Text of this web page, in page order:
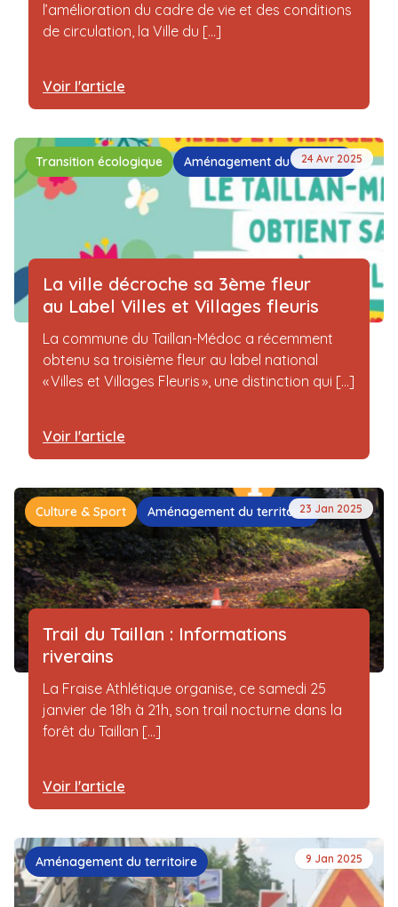
l’amélioration du cadre de vie et des conditions
de circulation, la Ville du [...]
Voir l'article
Transition écologique Aménagement du territoire
24 Avr 2025
La ville décroche sa 3ème fleur
au Label Villes et Villages fleuris
La commune du Taillan-Médoc a récemment
obtenu sa troisième fleur au label national
« Villes et Villages Fleuris », une distinction qui [...]
Voir l'article
Culture & Sport Aménagement du territoire23 Jan 2025
Trail du Taillan : Informations
riverains
La Fraise Athlétique organise, ce samedi 25
janvier de 18h à 21h, son trail nocturne dans la
forêt du Taillan [...]
Voir l'article
Aménagement du territoire 9 Jan 2025